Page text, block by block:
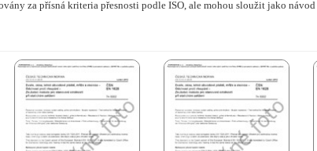
za přísná kriteria přesnosti podle ISO, ale mohou sloužit jako